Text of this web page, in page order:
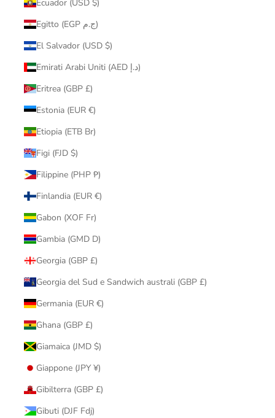
Ecuador (USD $)
Egitto (EGP ج.م)
El Salvador (USD $)
Emirati Arabi Uniti (AED د.إ)
Eritrea (GBP £)
Estonia (EUR €)
Etiopia (ETB Br)
Figi (FJD $)
Filippine (PHP ₱)
Finlandia (EUR €)
Gabon (XOF Fr)
Gambia (GMD D)
Georgia (GBP £)
Georgia del Sud e Sandwich australi (GBP £)
Germania (EUR €)
Ghana (GBP £)
Giamaica (JMD $)
Giappone (JPY ¥)
Gibilterra (GBP £)
Gibuti (DJF Fdj)